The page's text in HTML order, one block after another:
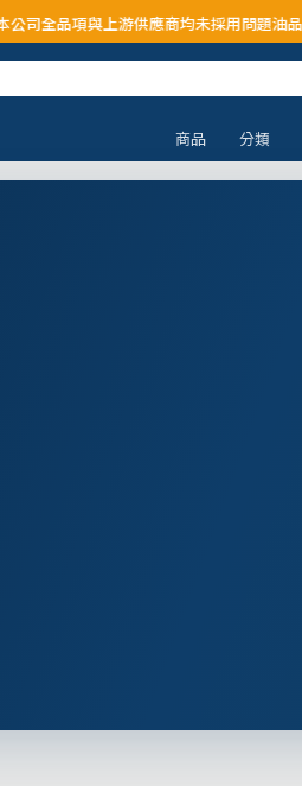
供應商均未採用問題油品，請安心購買食用
商品 分類